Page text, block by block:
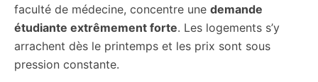
faculté de médecine, concentre une demande
étudiante extrêmement forte. Les logements s’y
arrachent dès le printemps et les prix sont sous
pression constante.